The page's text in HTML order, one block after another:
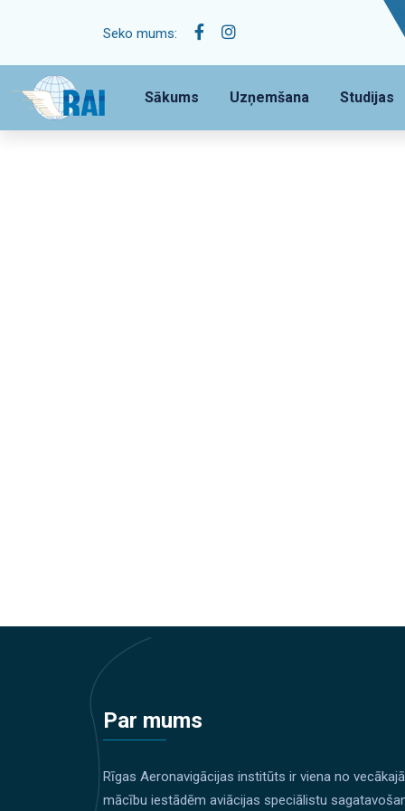
Seko mums:
Sākums Uzņemšana Studijas
Par mums
Rīgas Aeronavigācijas institūts ir viena no
mācību iestādēm aviācijas speciālistu